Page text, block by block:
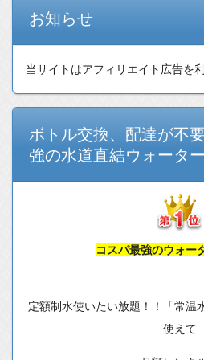
お知らせ
当サイトはアフィリエイト広告を
ボトル交換、配達が不
強の水道直結ウォータ
コスパ最強のウォー
定額制水使いたい放題！！「常温
使えて